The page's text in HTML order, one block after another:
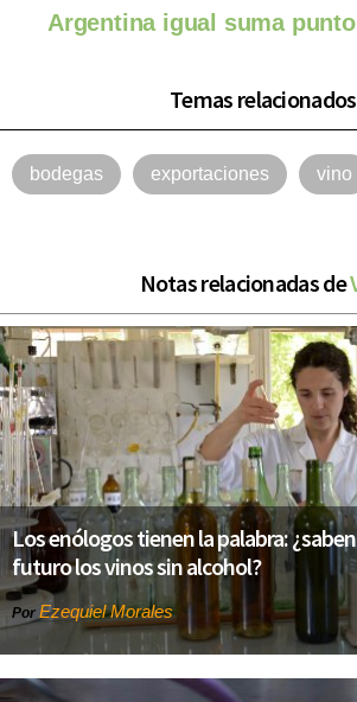
Argentina igual suma
Temas
bodegas exportaciones vino
Notas relacionadas de
Los enólogos tienen la palabra:
futuro los vinos sin alcohol?
Por Ezequiel Morales